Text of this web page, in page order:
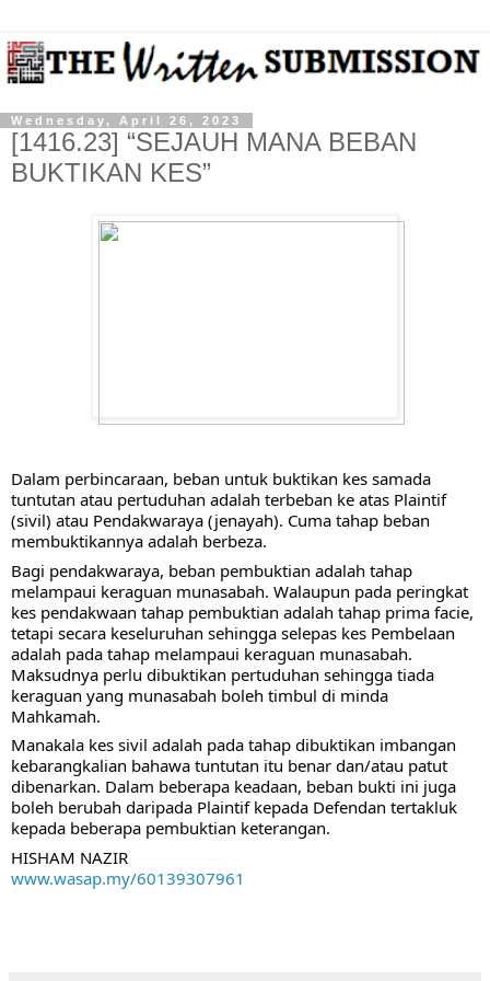
Wednesday, April 26, 2023
[1416.23] “SEJAUH MANA BEBAN
BUKTIKAN KES”
Dalam perbincaraan, beban untuk buktikan kes samada
tuntutan atau pertuduhan adalah terbeban ke atas Plaintif
(sivil) atau Pendakwaraya (jenayah). Cuma tahap beban
membuktikannya adalah berbeza.
Bagi pendakwaraya, beban pembuktian adalah tahap
melampaui keraguan munasabah. Walaupun pada peringkat
kes pendakwaan tahap pembuktian adalah tahap prima facie,
tetapi secara keseluruhan sehingga selepas kes Pembelaan
adalah pada tahap melampaui keraguan munasabah.
Maksudnya perlu dibuktikan pertuduhan sehingga tiada
keraguan yang munasabah boleh timbul di minda
Mahkamah.
Manakala kes sivil adalah pada tahap dibuktikan imbangan
kebarangkalian bahawa tuntutan itu benar dan/atau patut
dibenarkan. Dalam beberapa keadaan, beban bukti ini juga
boleh berubah daripada Plaintif kepada Defendan tertakluk
kepada beberapa pembuktian keterangan.
HISHAM NAZIR
www.wasap.my/60139307961